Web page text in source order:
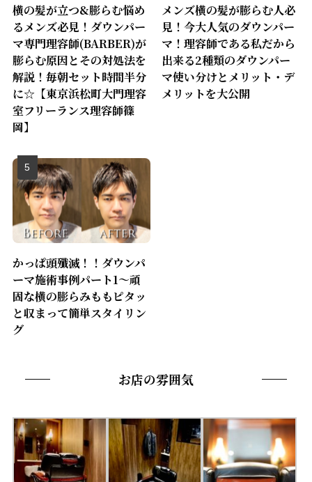
横の髪が立つ&膨らむ悩め
るメンズ必見！ダウンパー
マ専門理容師(BARBER)が
膨らむ原因とその対処法を
解説！毎朝セット時間半分
に☆【東京浜松町大門理容
室フリーランス理容師篠
岡】
メンズ横の髪が膨らむ人必
見！今大人気のダウンパー
マ！理容師である私だから
出来る2種類のダウンパー
マ使い分けとメリット・デ
メリットを大公開
かっぱ頭殲滅！！ダウンパ
ーマ施術事例パート1〜頑
固な横の膨らみももピタッ
と収まって簡単スタイリン
グ
お店の雰囲気